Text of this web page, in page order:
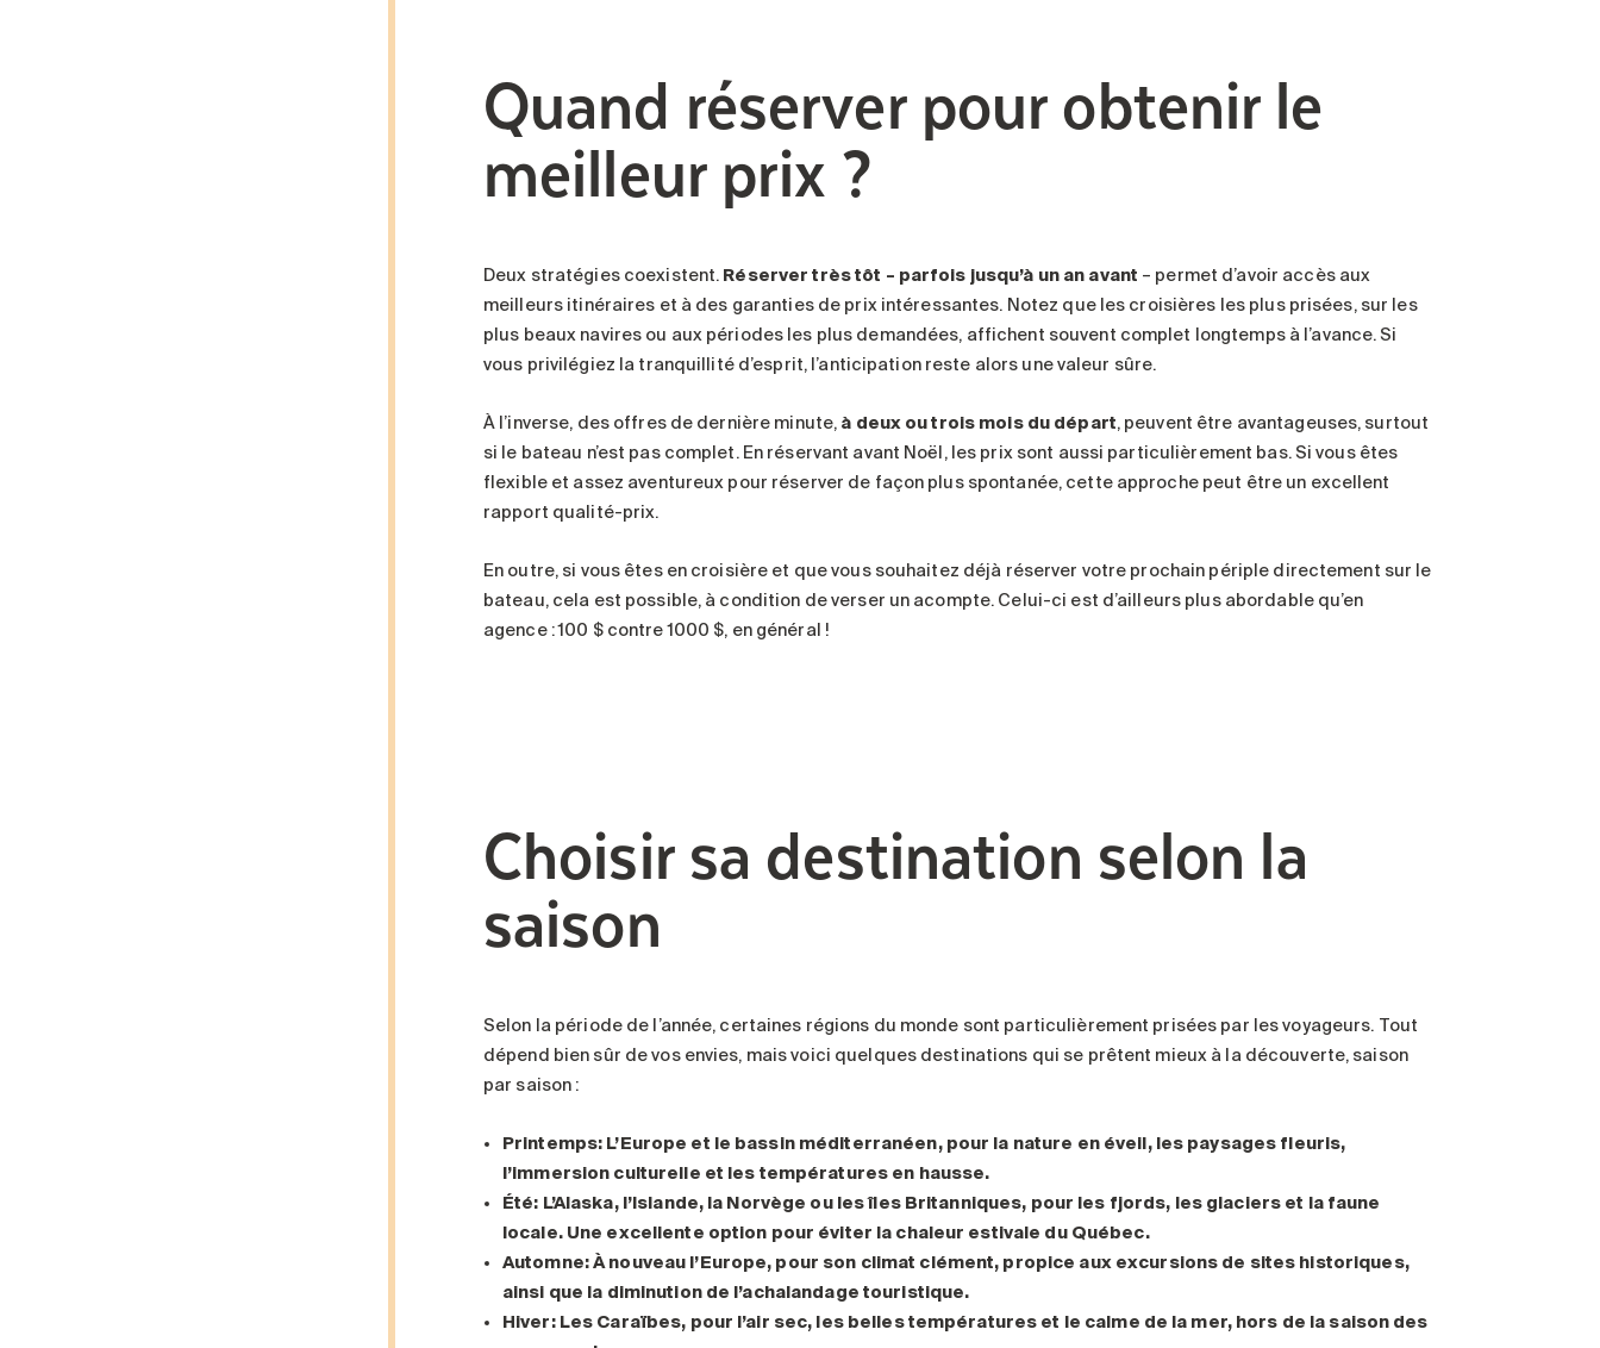
Quand réserver pour obtenir le
meilleur prix ?
Deux stratégies coexistent. Réserver très tôt – parfois jusqu’à un an avant – permet d’avoir accès aux
meilleurs itinéraires et à des garanties de prix intéressantes. Notez que les croisières les plus prisées, sur les
plus beaux navires ou aux périodes les plus demandées, affichent souvent complet longtemps à l’avance. Si
vous privilégiez la tranquillité d’esprit, l’anticipation reste alors une valeur sûre.
À l’inverse, des offres de dernière minute, à deux ou trois mois du départ, peuvent être avantageuses, surtout
si le bateau n’est pas complet. En réservant avant Noël, les prix sont aussi particulièrement bas. Si vous êtes
flexible et assez aventureux pour réserver de façon plus spontanée, cette approche peut être un excellent
rapport qualité-prix.
En outre, si vous êtes en croisière et que vous souhaitez déjà réserver votre prochain périple directement sur le
bateau, cela est possible, à condition de verser un acompte. Celui-ci est d’ailleurs plus abordable qu’en
agence : 100 $ contre 1000 $, en général !
Choisir sa destination selon la
saison
Selon la période de l’année, certaines régions du monde sont particulièrement prisées par les voyageurs. Tout
dépend bien sûr de vos envies, mais voici quelques destinations qui se prêtent mieux à la découverte, saison
par saison :
Printemps: L’Europe et le bassin méditerranéen, pour la nature en éveil, les paysages fleuris,
l’immersion culturelle et les températures en hausse.
Été: L’Alaska, l’Islande, la Norvège ou les îles Britanniques, pour les fjords, les glaciers et la faune
locale. Une excellente option pour éviter la chaleur estivale du Québec.
Automne: À nouveau l’Europe, pour son climat clément, propice aux excursions de sites historiques,
ainsi que la diminution de l’achalandage touristique.
Hiver: Les Caraïbes, pour l’air sec, les belles températures et le calme de la mer, hors de la saison des